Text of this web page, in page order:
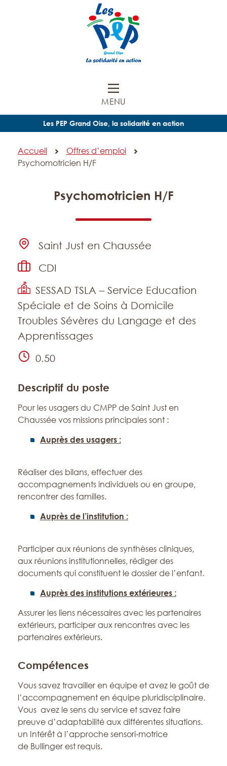
MENU
Les PEP Grand Oise, la solidarité en action
Accueil
Offres d’emploi
Psychomotricien H/F
Psychomotricien H/F
Emplacement
Saint Just en Chaussée
Type de contrat
CDI
Établissement
SESSAD TSLA – Service Education
Spéciale et de Soins à Domicile
Troubles Sévères du Langage et des
Apprentissages
Temps de travail
0.50
Descriptif du poste
Pour les usagers du CMPP de Saint Just en
Chaussée vos missions principales sont :
Auprès des usagers :
Réaliser des bilans, effectuer des
accompagnements individuels ou en groupe,
rencontrer des familles.
Auprès de l’institution :
Participer aux réunions de synthèses cliniques,
aux réunions institutionnelles, rédiger des
documents qui constituent le dossier de l’enfant.
Auprès des institutions extérieures :
Assurer les liens nécessaires avec les partenaires
extérieurs, participer aux rencontres avec les
partenaires extérieurs.
Compétences
Vous savez travailler en équipe et avez le goût de
l’accompagnement en équipe pluridisciplinaire.
Vous avez le sens du service et savez faire
preuve d’adaptabilité aux différentes situations.
un Intérêt à l’approche sensori-motrice
de Bullinger est requis.